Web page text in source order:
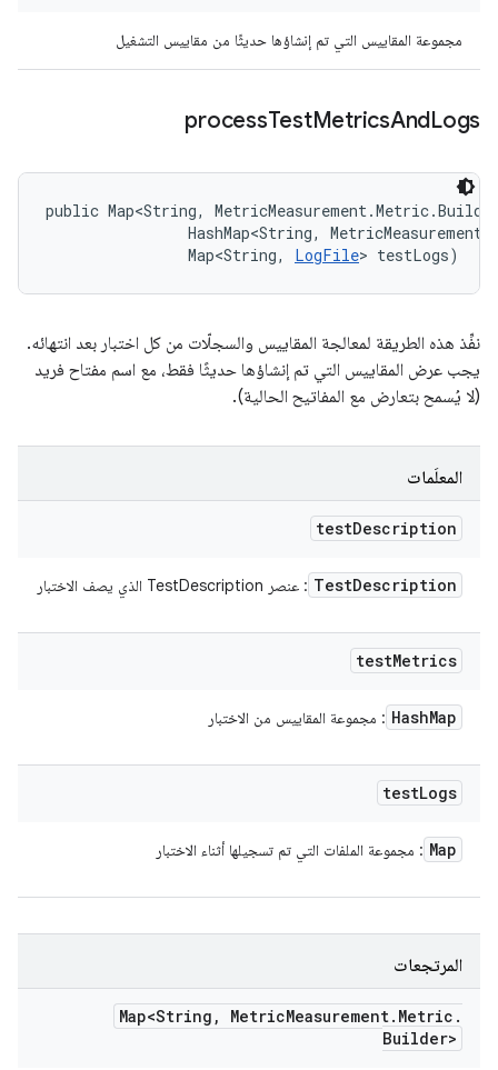
مجموعة المقاييس التي تم إنشاؤها حديثًا من مقاييس التشغيل
processTestMetricsAndLogs
public Map<String,
HashMap<String,
                Map<String,
LogFile> testLogs)
نفِّذ هذه الطريقة لمعالجة المقاييس والسجلّات من كل اختبار بعد انتهائه.
يجب عرض المقاييس التي تم إنشاؤها حديثًا فقط، مع اسم مفتاح فريد
(لا يُسمح بتعارض مع المفاتيح الحالية).
المعلَمات
testDescription
TestDescription : عنصر TestDescription الذي يصف الاختبار
testMetrics
HashMap : مجموعة المقاييس من الاختبار
testLogs
Map : مجموعة الملفات التي تم تسجيلها أثناء الاختبار
المرتجعات
Map<String , MetricMeasurement. Metric .
Builder>